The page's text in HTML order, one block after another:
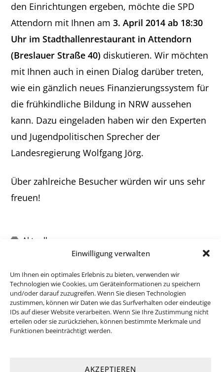
Einwilligung verwalten
Um Ihnen ein optimales Erlebnis zu bieten, verwenden wir
Technologien wie Cookies, um Geräteinformationen zu speichern
und/oder darauf zuzugreifen. Wenn Sie diesen Technologien
zustimmen, können wir Daten wie das Surfverhalten oder eindeutige
IDs auf dieser Website verarbeiten. Wenn Sie Ihre Zustimmung nicht
erteilen oder sie zurückziehen, können bestimmte Merkmale und
Funktionen beeinträchtigt werden.
AKZEPTIEREN
den Einrichtungen ergeben, möchte die SPD
Attendorn mit Ihnen am 3. April 2014 ab 18:30
Uhr im Stadthallenrestaurant in Attendorn
(Breslauer Straße 40) diskutieren. Wir möchten
mit Ihnen auch in einen Dialog darüber treten,
wie ein gänzlich neues Finanzierungssystem für
die frühkindliche Bildung in NRW aussehen
kann. Dazu eingeladen haben wir den Experten
und Jugendpolitischen Sprecher der
Landesregierung Wolfgang Jörg.
Über zahlreiche Besucher würden wir uns sehr
freuen!
Aktuelles